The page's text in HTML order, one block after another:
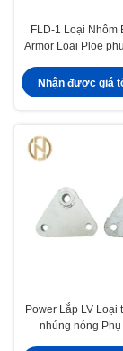
FLD-1 Loại Nhôm
Armor Loại Ploe
Nhận được giá
Power Lắp LV Loại
nhúng nóng